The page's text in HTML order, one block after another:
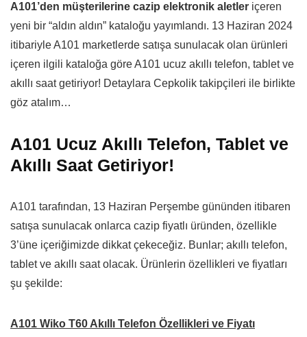
A101’den müşterilerine cazip elektronik aletler içeren
yeni bir “aldın aldın” kataloğu yayımlandı. 13 Haziran 2024
itibariyle A101 marketlerde satışa sunulacak olan ürünleri
içeren ilgili kataloğa göre A101 ucuz akıllı telefon, tablet ve
akıllı saat getiriyor! Detaylara Cepkolik takipçileri ile birlikte
göz atalım…
A101 Ucuz Akıllı Telefon, Tablet ve
Akıllı Saat Getiriyor!
A101 tarafından, 13 Haziran Perşembe gününden itibaren
satışa sunulacak onlarca cazip fiyatlı üründen, özellikle
3’üne içeriğimizde dikkat çekeceğiz. Bunlar; akıllı telefon,
tablet ve akıllı saat olacak. Ürünlerin özellikleri ve fiyatları
şu şekilde:
A101 Wiko T60 Akıllı Telefon Özellikleri ve Fiyatı